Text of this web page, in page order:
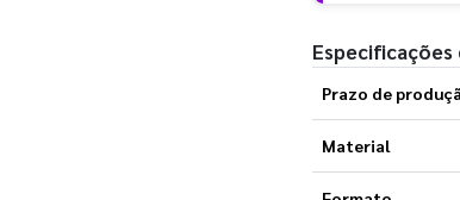
Prazo de
Material